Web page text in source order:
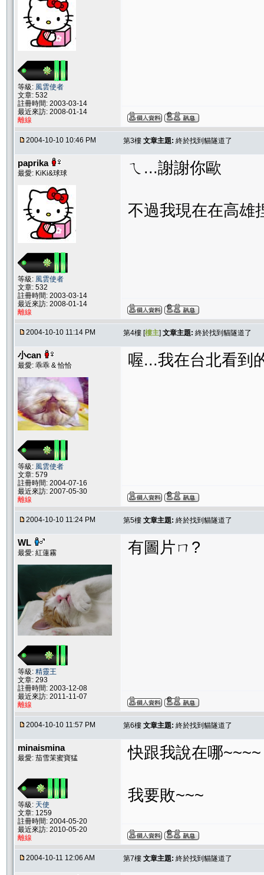
等級: 風雲使者
文章: 532
註冊時間: 2003-03-14
最近來訪: 2008-01-14
離線
2004-10-10 10:46 PM 第3樓 文章主題: 終於找到貓隧道了
paprika
最愛: KiKi&球球
等級: 風雲使者
文章: 532
註冊時間: 2003-03-14
最近來訪: 2008-01-14
離線
ㄟ...謝謝你歐
不過我現在在高
2004-10-10 11:14 PM 第4樓 [樓主] 文章主題: 終於找到貓隧道了
小can
最愛: 乖乖 & 恰恰
等級: 風雲使者
文章: 579
註冊時間: 2004-07-16
最近來訪: 2007-05-30
離線
喔...我在台北看到
2004-10-10 11:24 PM 第5樓 文章主題: 終於找到貓隧道了
WL
最愛: 紅蓮霧
等級: 精靈王
文章: 293
註冊時間: 2003-12-08
最近來訪: 2011-11-07
離線
有圖片ㄇ?
2004-10-10 11:57 PM 第6樓 文章主題: 終於找到貓隧道了
minaismina
最愛: 茄雪茉蜜寶猛
等級: 天使
文章: 1259
註冊時間: 2004-05-20
最近來訪: 2010-05-20
離線
快跟我說在哪~~~~
我要敗~~~
2004-10-11 12:06 AM 第7樓 文章主題: 終於找到貓隧道了